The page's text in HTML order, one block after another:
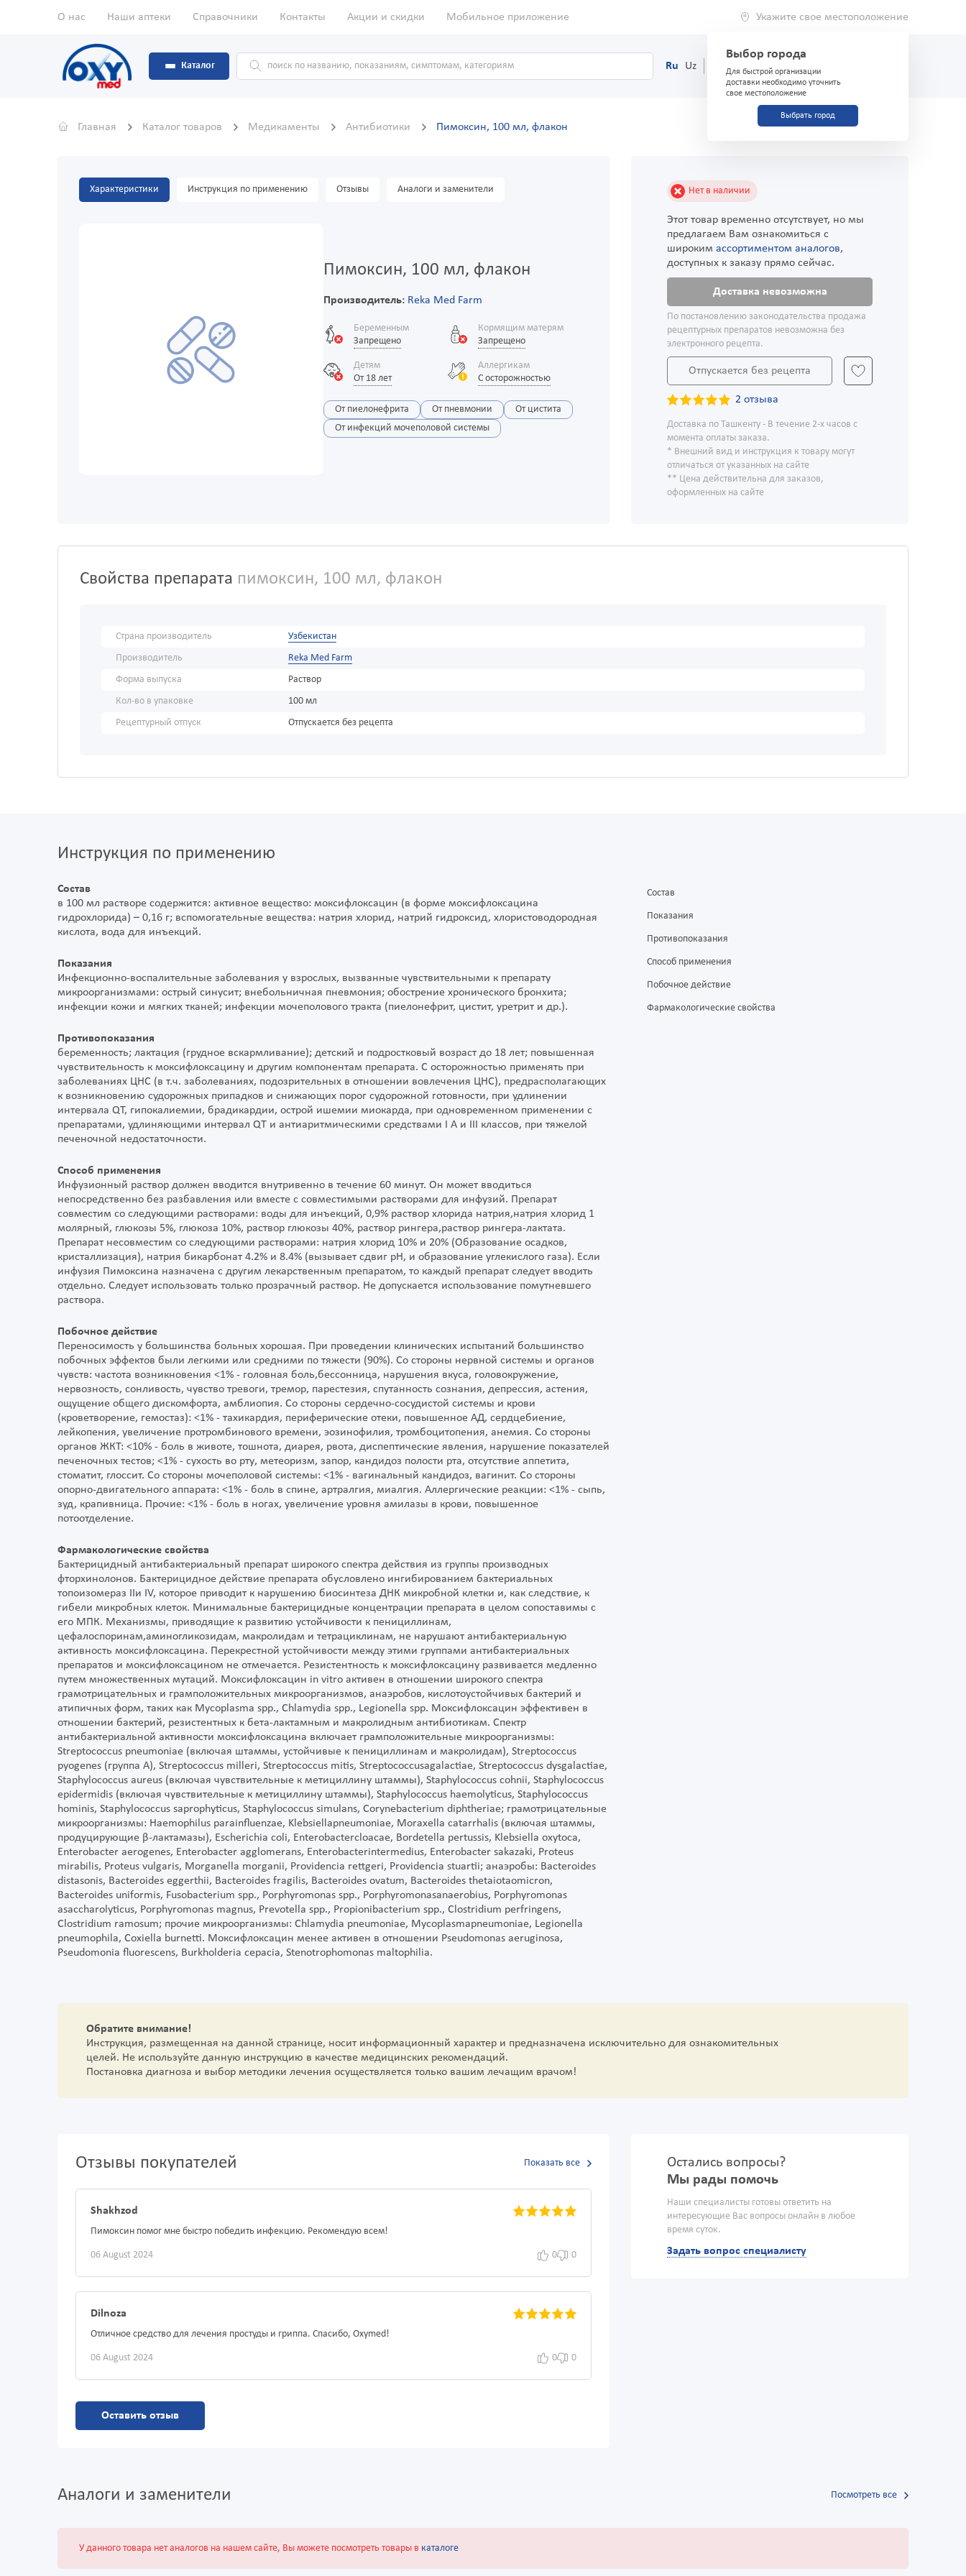
О нас Наши аптеки Справочники Контакты Акции и скидки Мобильное приложение Укажите свое местоположение
Выбор города
Для быстрой организации
доставки необходимо уточнить
свое местоположение
Выбрать город
Каталог Ru Uz (71) 200-03-03
Главная Каталог товаров Медикаменты Антибиотики Пимоксин, 100 мл, флакон
Характеристики Инструкция по применению Отзывы Аналоги и заменители
Пимоксин, 100 мл, флакон
Производитель: Reka Med Farm
Беременным
Запрещено
Кормящим матерям
Запрещено
Детям
От 18 лет
Аллергикам
С осторожностью
От пиелонефрита От пневмонии
От цистита
От инфекций мочеполовой системы
Нет в наличии
Этот товар временно отсутствует, но мы
предлагаем Вам ознакомиться с
широким ассортиментом аналогов,
доступных к заказу прямо сейчас.
Доставка невозможна
По постановлению законодательства продажа
рецептурных препаратов невозможна без
электронного рецепта.
Отпускается без рецепта
2 отзыва
Доставка по Ташкенту - В течение 2-х часов с
момента оплаты заказа.
* Внешний вид и инструкция к товару могут
отличаться от указанных на сайте
** Цена действительна для заказов,
оформленных на сайте
Свойства препарата пимоксин, 100 мл, флакон
Страна производитель
Узбекистан
Производитель
Reka Med Farm
Форма выпуска
Раствор
Кол-во в упаковке
100 мл
Рецептурный отпуск
Отпускается без рецепта
Инструкция по применению
Состав
в 100 мл растворе содержится: активное вещество: моксифлоксацин (в форме моксифлоксацина
гидрохлорида) – 0,16 г; вспомогательные вещества: натрия хлорид, натрий гидроксид, хлористоводородная
кислота, вода для инъекций.
Показания
Инфекционно-воспалительные заболевания у взрослых, вызванные чувствительными к препарату
микроорганизмами: острый синусит; внебольничная пневмония; обострение хронического бронхита;
инфекции кожи и мягких тканей; инфекции мочеполового тракта (пиелонефрит, цистит, уретрит и др.).
Противопоказания
беременность; лактация (грудное вскармливание); детский и подростковый возраст до 18 лет; повышенная
чувствительность к моксифлоксацину и другим компонентам препарата. С осторожностью применять при
заболеваниях ЦНС (в т.ч. заболеваниях, подозрительных в отношении вовлечения ЦНС), предрасполагающих
к возникновению судорожных припадков и снижающих порог судорожной готовности, при удлинении
интервала QT, гипокалиемии, брадикардии, острой ишемии миокарда, при одновременном применении с
препаратами, удлиняющими интервал QT и антиаритмическими средствами I A и III классов, при тяжелой
печеночной недостаточности.
Способ применения
Инфузионный раствор должен вводится внутривенно в течение 60 минут. Он может вводиться
непосредственно без разбавления или вместе с совместимыми растворами для инфузий. Препарат
совместим со следующими растворами: воды для инъекций, 0,9% раствор хлорида натрия,натрия хлорид 1
молярный, глюкозы 5%, глюкоза 10%, раствор глюкозы 40%, раствор рингера,раствор рингера-лактата.
Препарат несовместим со следующими растворами: натрия хлорид 10% и 20% (Образование осадков,
кристаллизация), натрия бикарбонат 4.2% и 8.4% (вызывает сдвиг pH, и образование углекислого газа). Если
инфузия Пимоксина назначена с другим лекарственным препаратом, то каждый препарат следует вводить
отдельно. Следует использовать только прозрачный раствор. Не допускается использование помутневшего
раствора.
Побочное действие
Переносимость у большинства больных хорошая. При проведении клинических испытаний большинство
побочных эффектов были легкими или средними по тяжести (90%). Со стороны нервной системы и органов
чувств: частота возникновения <1% - головная боль,бессонница, нарушения вкуса, головокружение,
нервозность, сонливость, чувство тревоги, тремор, парестезия, спутанность сознания, депрессия, астения,
ощущение общего дискомфорта, амблиопия. Со стороны сердечно-сосудистой системы и крови
(кроветворение, гемостаз): <1% - тахикардия, периферические отеки, повышенное АД, сердцебиение,
лейкопения, увеличение протромбинового времени, эозинофилия, тромбоцитопения, анемия. Со стороны
органов ЖКТ: <10% - боль в животе, тошнота, диарея, рвота, диспептические явления, нарушение показателей
печеночных тестов; <1% - сухость во рту, метеоризм, запор, кандидоз полости рта, отсутствие аппетита,
стоматит, глоссит. Со стороны мочеполовой системы: <1% - вагинальный кандидоз, вагинит. Со стороны
опорно-двигательного аппарата: <1% - боль в спине, артралгия, миалгия. Аллергические реакции: <1% - сыпь,
зуд, крапивница. Прочие: <1% - боль в ногах, увеличение уровня амилазы в крови, повышенное
потоотделение.
Фармакологические свойства
Бактерицидный антибактериальный препарат широкого спектра действия из группы производных
фторхинолонов. Бактерицидное действие препарата обусловлено ингибированием бактериальных
топоизомераз IIи IV, которое приводит к нарушению биосинтеза ДНК микробной клетки и, как следствие, к
гибели микробных клеток. Минимальные бактерицидные концентрации препарата в целом сопоставимы с
его МПК. Механизмы, приводящие к развитию устойчивости к пенициллинам,
цефалоспоринам,аминогликозидам, макролидам и тетрациклинам, не нарушают антибактериальную
активность моксифлоксацина. Перекрестной устойчивости между этими группами антибактериальных
препаратов и моксифлоксацином не отмечается. Резистентность к моксифлоксацину развивается медленно
путем множественных мутаций. Моксифлоксацин in vitro активен в отношении широкого спектра
грамотрицательных и грамположительных микроорганизмов, анаэробов, кислотоустойчивых бактерий и
атипичных форм, таких как Mycoplasma spp., Chlamydia spp., Legionella spp. Моксифлоксацин эффективен в
отношении бактерий, резистентных к бета-лактамным и макролидным антибиотикам. Спектр
антибактериальной активности моксифлоксацина включает грамположительные микроорганизмы:
Streptococcus pneumoniae (включая штаммы, устойчивые к пенициллинам и макролидам), Streptococcus
pyogenes (группа А), Streptococcus milleri, Streptococcus mitis, Streptococcusagalactiae, Streptococcus dysgalactiae,
Staphylococcus aureus (включая чувствительные к метициллину штаммы), Staphylococcus cohnii, Staphylococcus
epidermidis (включая чувствительные к метициллину штаммы), Staphylococcus haemolyticus, Staphylococcus
hominis, Staphylococcus saprophyticus, Staphylococcus simulans, Corynebacterium diphtheriae; грамотрицательные
микроорганизмы: Haemophilus parainfluenzae, Klebsiellapneumoniae, Moraxella catarrhalis (включая штаммы,
продуцирующие β-лактамазы), Escherichia coli, Enterobactercloacae, Bordetella pertussis, Klebsiella oxytoca,
Enterobacter aerogenes, Enterobacter agglomerans, Enterobacterintermedius, Enterobacter sakazaki, Proteus
mirabilis, Proteus vulgaris, Morganella morganii, Providencia rettgeri, Providencia stuartii; анаэробы: Bacteroides
distasonis, Bacteroides eggerthii, Bacteroides fragilis, Bacteroides ovatum, Bacteroides thetaiotaomicron,
Bacteroides uniformis, Fusobacterium spp., Porphyromonas spp., Porphyromonasanaerobius, Porphyromonas
asaccharolyticus, Porphyromonas magnus, Prevotella spp., Propionibacterium spp., Clostridium perfringens,
Clostridium ramosum; прочие микроорганизмы: Chlamydia pneumoniae, Mycoplasmapneumoniae, Legionella
pneumophila, Coxiella burnetti. Моксифлоксацин менее активен в отношении Pseudomonas aeruginosa,
Pseudomonia fluorescens, Burkholderia cepacia, Stenotrophomonas maltophilia.
Состав
Показания
Противопоказания
Способ применения
Побочное действие
Фармакологические свойства
Обратите внимание!
Инструкция, размещенная на данной странице, носит информационный характер и предназначена исключительно для ознакомительных
целей. Не используйте данную инструкцию в качестве медицинских рекомендаций.
Постановка диагноза и выбор методики лечения осуществляется только вашим лечащим врачом!
Отзывы покупателей Показать все
Shakhzod
Пимоксин помог мне быстро победить инфекцию. Рекомендую всем!
06 August 2024 0 0
Dilnoza
Отличное средство для лечения простуды и гриппа. Спасибо, Oxymed!
06 August 2024 0 0
Оставить отзыв
Остались вопросы?
Мы рады помочь
Наши специалисты готовы ответить на
интересующие Вас вопросы онлайн в любое
время суток.
Задать вопрос специалисту
Аналоги и заменители Посмотреть все
У данного товара нет аналогов на нашем сайте, Вы можете посмотреть товары в каталоге